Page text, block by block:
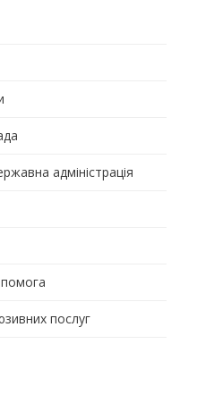
адміністрація
послуг